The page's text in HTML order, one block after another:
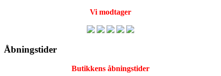
Vi modtager
Åbningstider
Butikkens åbningstider